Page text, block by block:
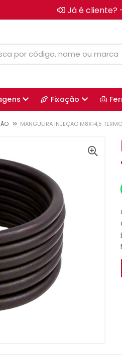
Já é cliente?
Fixação
MANGUEIRA INJEÇAO M8X14,5